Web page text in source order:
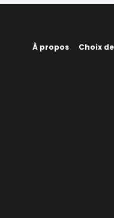
À propos Choix